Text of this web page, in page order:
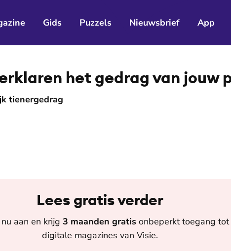
Gids Puzzels Nieuwsbrief App
het gedrag van jouw
tienergedrag
Lees gratis verder
aan en krijg 3 maanden gratis onbeperkt toegang
digitale magazines van Visie.